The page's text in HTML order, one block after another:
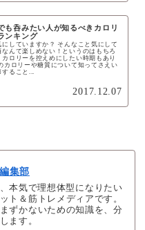
も呑みたい人が知るべきカロリ
ンキング
していますか？ そんなこと気にして
んて楽しめない！というのはもちろ
カロリーを控えめにしたい時期もあり
カロリーや糖質について知ってさえい
すること...
2017.12.07
集部
本気で理想体型になりたい
ト＆筋トレメディアです。
ずかないための知識を、分
ます。